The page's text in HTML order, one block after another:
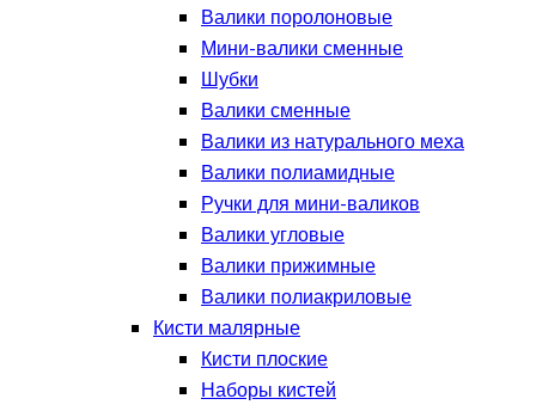
Валики поролоновые
Мини-валики сменные
Шубки
Валики сменные
Валики из натурального меха
Валики полиамидные
Ручки для мини-валиков
Валики угловые
Валики прижимные
Валики полиакриловые
Кисти малярные
Кисти плоские
Наборы кистей